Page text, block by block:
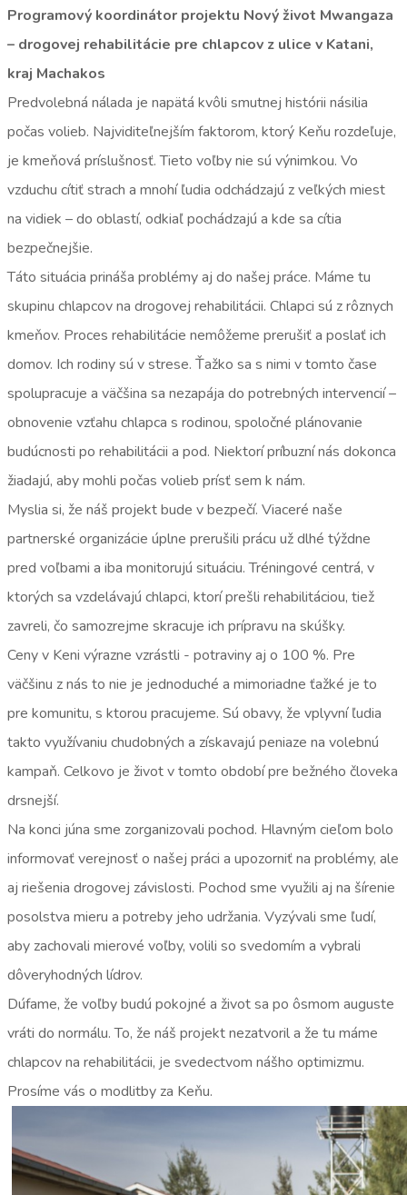
Programový koordinátor projektu Nový život Mwangaza
– drogovej rehabilitácie pre chlapcov z ulice v Katani,
kraj Machakos
Predvolebná nálada je napätá kvôli smutnej histórii násilia
počas volieb. Najviditeľnejším faktorom, ktorý Keňu rozdeľuje,
je kmeňová príslušnosť. Tieto voľby nie sú výnimkou. Vo
vzduchu cítiť strach a mnohí ľudia odchádzajú z veľkých miest
na vidiek – do oblastí, odkiaľ pochádzajú a kde sa cítia
bezpečnejšie.
Táto situácia prináša problémy aj do našej práce. Máme tu
skupinu chlapcov na drogovej rehabilitácii. Chlapci sú z rôznych
kmeňov. Proces rehabilitácie nemôžeme prerušiť a poslať ich
domov. Ich rodiny sú v strese. Ťažko sa s nimi v tomto čase
spolupracuje a väčšina sa nezapája do potrebných intervencií –
obnovenie vzťahu chlapca s rodinou, spoločné plánovanie
budúcnosti po rehabilitácii a pod. Niektorí príbuzní nás dokonca
žiadajú, aby mohli počas volieb prísť sem k nám.
Myslia si, že náš projekt bude v bezpečí. Viaceré naše
partnerské organizácie úplne prerušili prácu už dlhé týždne
pred voľbami a iba monitorujú situáciu. Tréningové centrá, v
ktorých sa vzdelávajú chlapci, ktorí prešli rehabilitáciou, tiež
zavreli, čo samozrejme skracuje ich prípravu na skúšky.
Ceny v Keni výrazne vzrástli - potraviny aj o 100 %. Pre
väčšinu z nás to nie je jednoduché a mimoriadne ťažké je to
pre komunitu, s ktorou pracujeme. Sú obavy, že vplyvní ľudia
takto využívaniu chudobných a získavajú peniaze na volebnú
kampaň. Celkovo je život v tomto období pre bežného človeka
drsnejší.
Na konci júna sme zorganizovali pochod. Hlavným cieľom bolo
informovať verejnosť o našej práci a upozorniť na problémy, ale
aj riešenia drogovej závislosti. Pochod sme využili aj na šírenie
posolstva mieru a potreby jeho udržania. Vyzývali sme ľudí,
aby zachovali mierové voľby, volili so svedomím a vybrali
dôveryhodných lídrov.
Dúfame, že voľby budú pokojné a život sa po ôsmom auguste
vráti do normálu. To, že náš projekt nezatvoril a že tu máme
chlapcov na rehabilitácii, je svedectvom nášho optimizmu.
Prosíme vás o modlitby za Keňu.